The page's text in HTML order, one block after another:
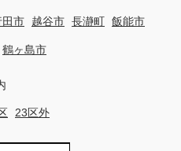
田市 越谷市 長瀞町 飯能市
鶴ヶ島市
23区外